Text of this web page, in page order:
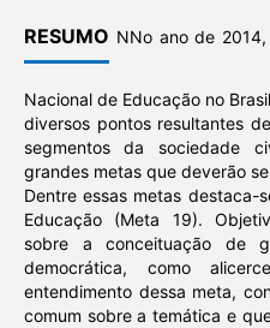
RESUMO NNo ano de
Nacional de Educação no
diversos pontos resultantes
segmentos da sociedade
grandes metas que deverão
Dentre essas metas destaca-
Educação (Meta 19).
sobre a conceituação de
democrática, como
entendimento dessa meta,
comum sobre a temática e